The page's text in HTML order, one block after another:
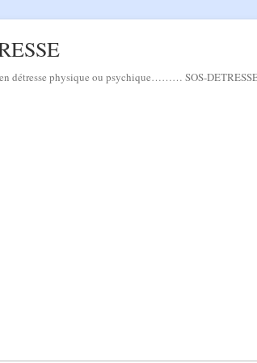
détresse physique ou psychique……… SOS-